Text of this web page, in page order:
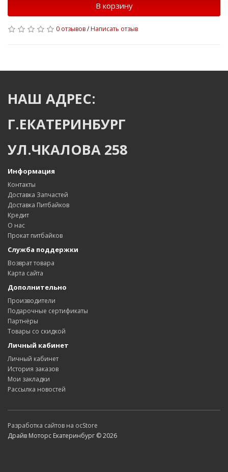
В корзину
0 отзывов/Написать отзыв
НАШ АДРЕС:
Г.ЕКАТЕРИНБУРГ
УЛ.ЧКАЛОВА 258
Информация
Контакты
Доставка Запчастей
Доставка Питбайков
Кредит
О нас
Прокат питбайков
Служба поддержки
Возврат товара
Карта сайта
Дополнительно
Производители
Подарочные сертификаты
Партнёры
Товары со скидкой
Личный кабинет
Личный кабинет
История заказов
Мои закладки
Рассылка новостей
Разработка сайтов на ocStore
Драйв Моторс Екатеринбург © 2026